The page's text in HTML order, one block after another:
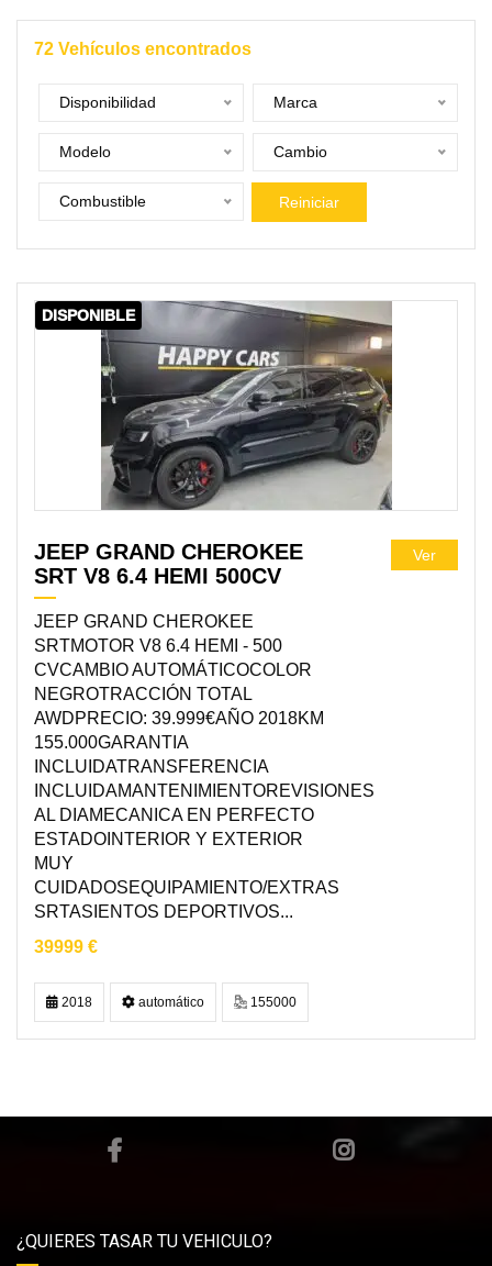
72 Vehículos encontrados
Disponibilidad Marca
Modelo Cambio
Combustible Reiniciar
DISPONIBLE
JEEP GRAND CHEROKEE
SRT V8 6.4 HEMI 500CV
JEEP GRAND CHEROKEE
SRTMOTOR V8 6.4 HEMI - 500
CVCAMBIO AUTOMÁTICOCOLOR
NEGROTRACCIÓN TOTAL
AWDPRECIO: 39.999€AÑO 2018KM
155.000GARANTIA
INCLUIDATRANSFERENCIA
INCLUIDAMANTENIMIENTOREVISIONES
AL DIAMECANICA EN PERFECTO
ESTADOINTERIOR Y EXTERIOR
MUY
CUIDADOSEQUIPAMIENTO/EXTRAS
SRTASIENTOS DEPORTIVOS...
39999 €
Ver
2018 automático 155000
¿QUIERES TASAR TU VEHICULO?